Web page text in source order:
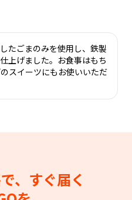
たごまのみを使用し、鉄製
上げました。お食事はもち
スイーツにもお使いいただ
、すぐ届く